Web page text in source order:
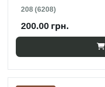
208 (6208)
200.00 грн.